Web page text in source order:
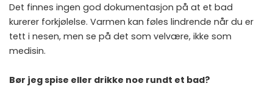
Det finnes ingen god dokumentasjon på at et bad
kurerer forkjølelse. Varmen kan føles lindrende når du er
tett i nesen, men se på det som velvære, ikke som
medisin.
Bør jeg spise eller drikke noe rundt et bad?